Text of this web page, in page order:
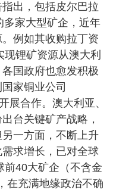
出，包括皮尔巴拉
家大型矿企，近年
例如其收购拉丁资
锂矿资源从澳大利
国政府也愈发积极
家铜业公司
展合作。澳大利亚、
台关键矿产战略，
一方面，不断上升
求增长，已对全球
前40大矿企（不含金
在充满地缘政治不确